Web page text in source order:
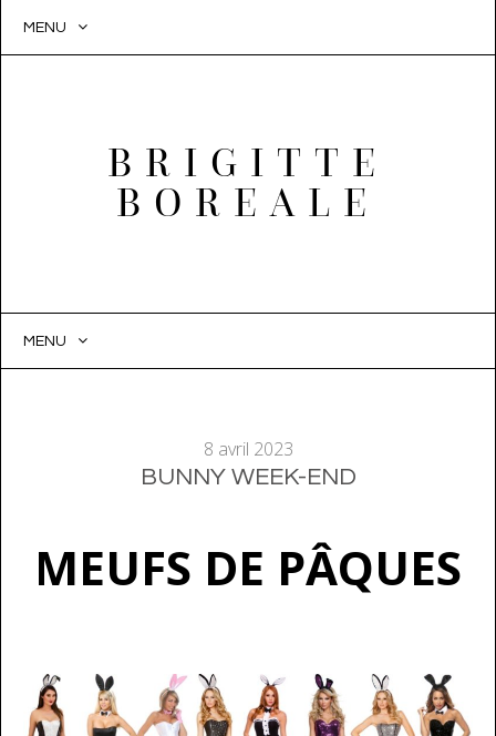
MENU
BRIGITTE
BOREALE
MENU
8 avril 2023
BUNNY WEEK-END
MEUFS DE PÂQUES